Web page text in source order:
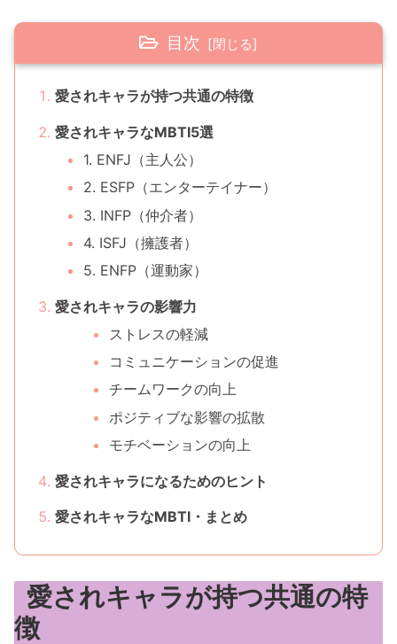
目次
愛されキャラが持つ共通の特徴
愛されキャラなMBTI5選
1. ENFJ（主人公）
2. ESFP（エンターテイナー）
3. INFP（仲介者）
4. ISFJ（擁護者）
5. ENFP（運動家）
愛されキャラの影響力
ストレスの軽減
コミュニケーションの促進
チームワークの向上
ポジティブな影響の拡散
モチベーションの向上
愛されキャラになるためのヒント
愛されキャラなMBTI・まとめ
愛されキャラが持つ共通の特
徴